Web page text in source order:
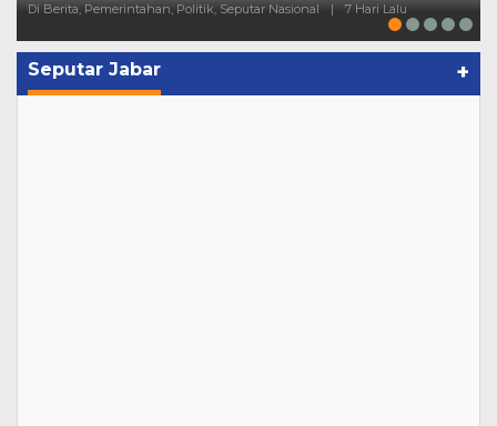
Di Berita, Pemerintahan, Politik, Seputar Nasional | 7 Hari Lalu
Seputar Jabar +